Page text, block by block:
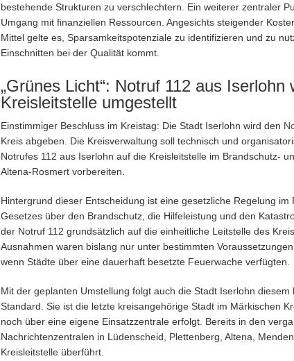
bestehende Strukturen zu verschlechtern. Ein weiterer zentraler
Umgang mit finanziellen Ressourcen. Angesichts steigender
Mittel gelte es, Sparsamkeitspotenziale zu identifizieren und zu
Einschnitten bei der Qualität kommt.
„Grünes Licht“: Notruf 112 aus Iserlohn
Kreisleitstelle umgestellt
Einstimmiger Beschluss im Kreistag: Die Stadt Iserlohn wird den
Kreis abgeben. Die Kreisverwaltung soll technisch und
Notrufes 112 aus Iserlohn auf die Kreisleitstelle im Brandschutz-
Altena-Rosmert vorbereiten.
Hintergrund dieser Entscheidung ist eine gesetzliche Regelung im
Gesetzes über den Brandschutz, die Hilfeleistung und den
der Notruf 112 grundsätzlich auf die einheitliche Leitstelle des
Ausnahmen waren bislang nur unter bestimmten
wenn Städte über eine dauerhaft besetzte Feuerwache verfügten.
Mit der geplanten Umstellung folgt auch die Stadt Iserlohn diesem
Standard. Sie ist die letzte kreisangehörige Stadt im Märkischen
noch über eine eigene Einsatzzentrale erfolgt. Bereits in den
Nachrichtenzentralen in Lüdenscheid, Plettenberg, Altena,
Kreisleitstelle überführt.